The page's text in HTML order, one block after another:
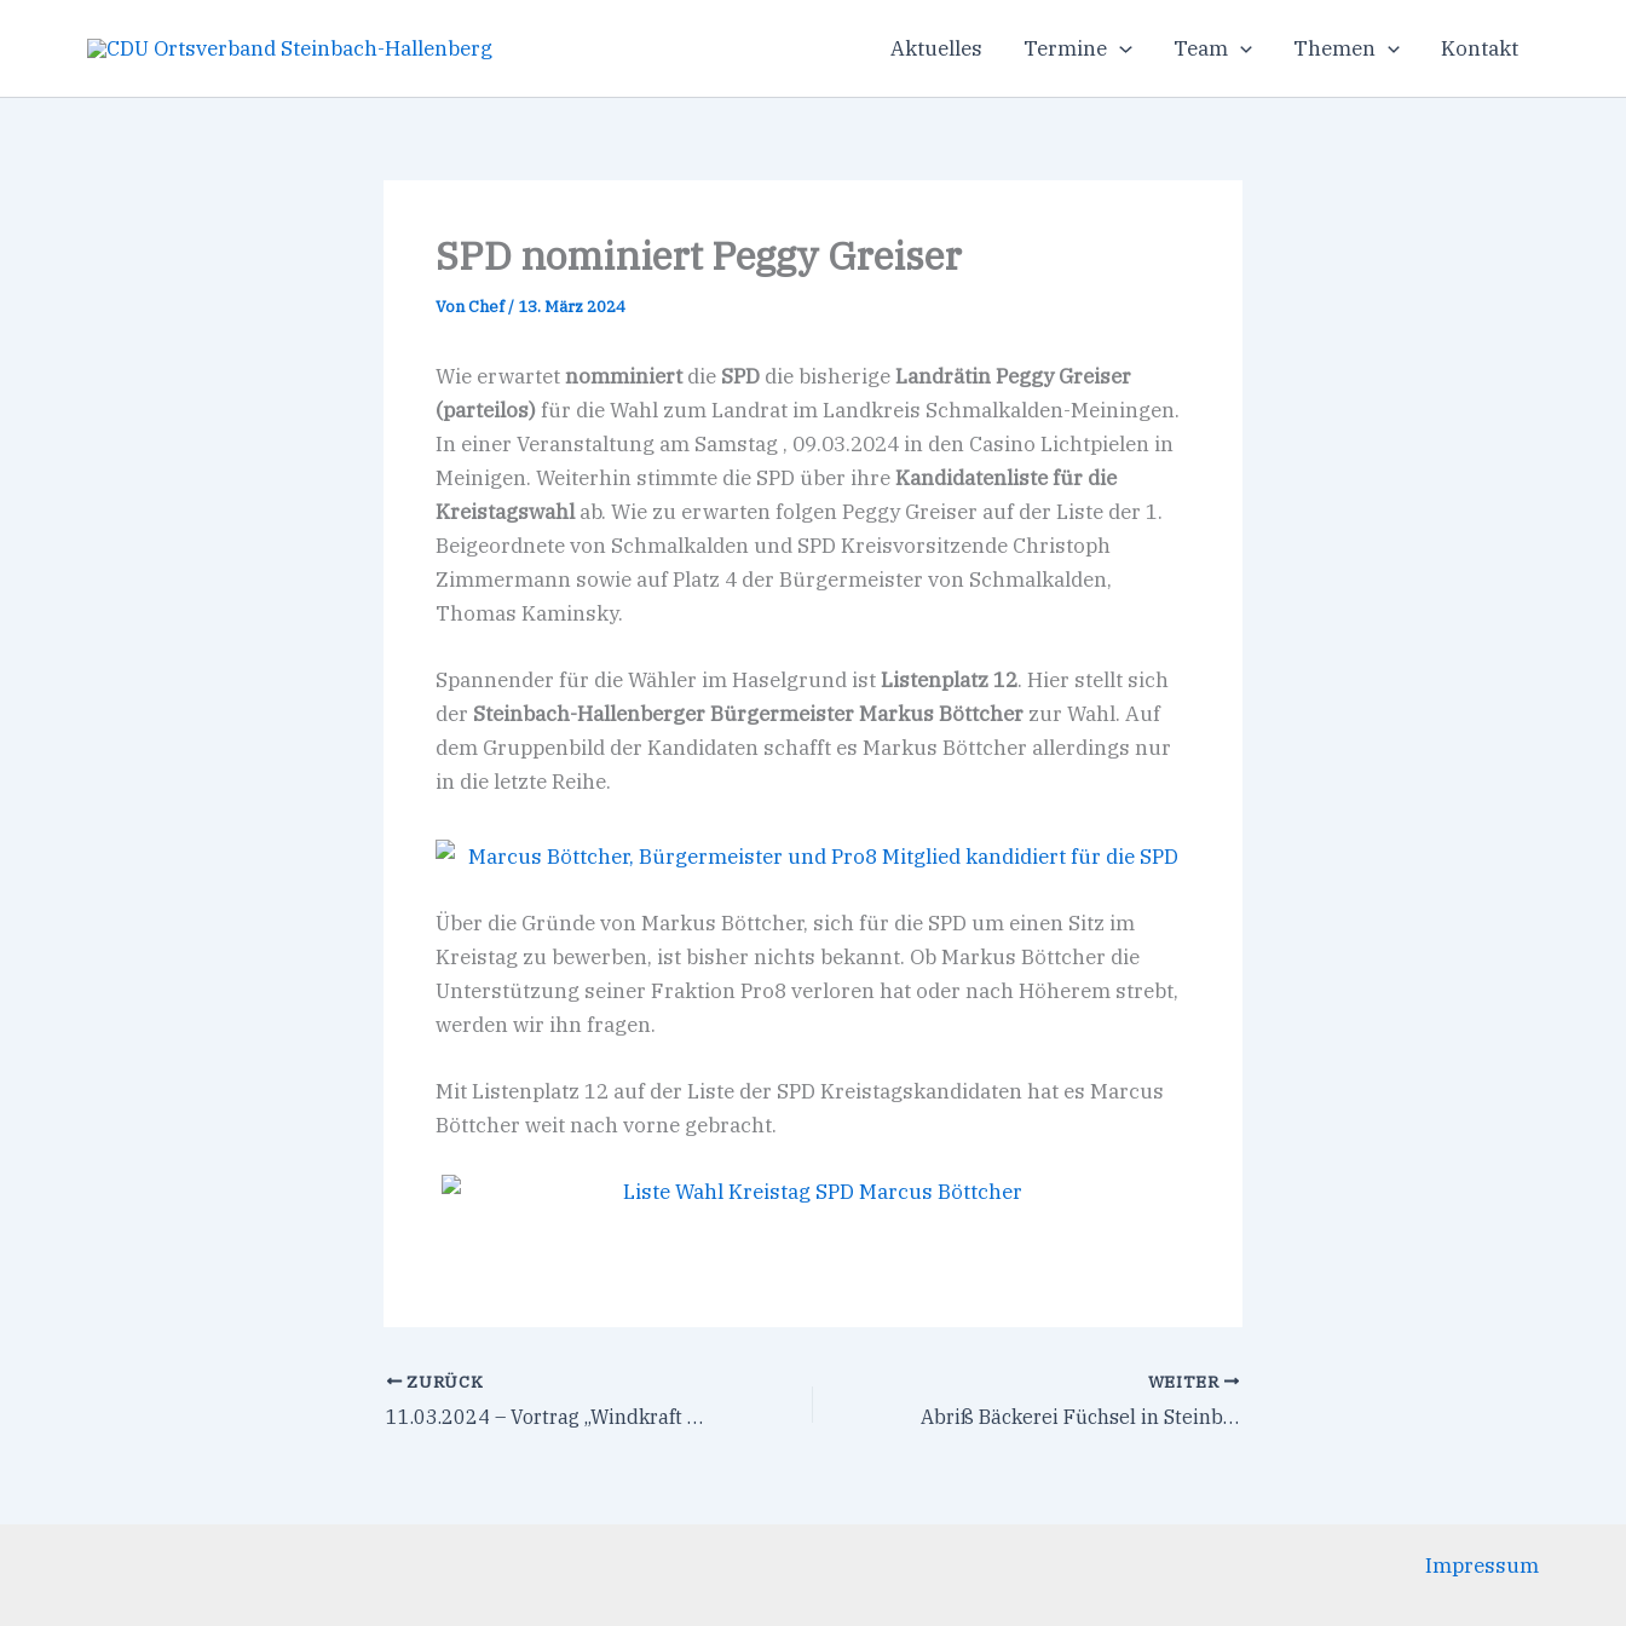
Aktuelles Termine Team Themen Kontakt
SPD nominiert Peggy Greiser
VonChef/ 13. März 2024
Wie erwartetnomminiertdie SPDdie bisherigeLandrätin Peggy Greiser
(parteilos)für die Wahl zum Landrat im Landkreis Schmalkalden-Meiningen.
In einer Veranstaltung am Samstag , 09.03.2024 in den Casino Lichtpielen in
Meinigen. Weiterhin stimmte die SPD über ihreKandidatenliste für die
Kreistagswahlab. Wie zu erwarten folgen Peggy Greiser auf der Liste der 1.
Beigeordnete von Schmalkalden und SPD Kreisvorsitzende Christoph
Zimmermann sowie auf Platz 4 der Bürgermeister von Schmalkalden,
Thomas Kaminsky.
Spannender für die Wähler im Haselgrund istListenplatz 12. Hier stellt sich
der Steinbach-Hallenberger Bürgermeister Markus Böttcherzur Wahl. Auf
dem Gruppenbild der Kandidaten schafft es Markus Böttcher allerdings nur
in die letzte Reihe.
Über die Gründe von Markus Böttcher, sich für die SPD um einen Sitz im
Kreistag zu bewerben, ist bisher nichts bekannt. Ob Markus Böttcher die
Unterstützung seiner Fraktion Pro8 verloren hat oder nach Höherem strebt,
werden wir ihn fragen.
Mit Listenplatz 12 auf der Liste der SPD Kreistagskandidaten hat es Marcus
Böttcher weit nach vorne gebracht.
ZURÜCK
11.03.2024 – Vortrag „Windkraft – Klimaschutz oder Klimaschaden“
WEITER
Abriß Bäckerei Füchsel in Steinbach-Hallenberg geplant
Impressum